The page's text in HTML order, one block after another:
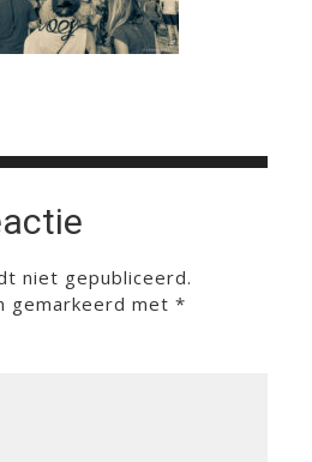
niet gepubliceerd.
gemarkeerd met*